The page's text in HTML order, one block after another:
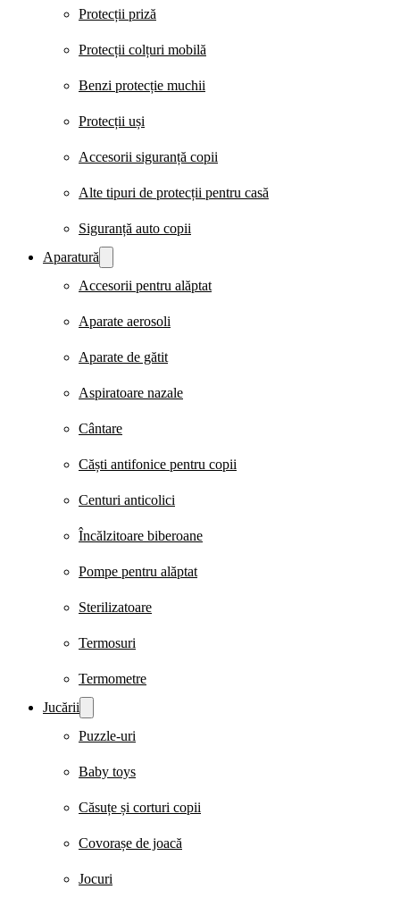
Protecții priză
Protecții colțuri mobilă
Benzi protecție muchii
Protecții uși
Accesorii siguranță copii
Alte tipuri de protecții pentru casă
Siguranță auto copii
Aparatură
Accesorii pentru alăptat
Aparate aerosoli
Aparate de gătit
Aspiratoare nazale
Cântare
Căști antifonice pentru copii
Centuri anticolici
Încălzitoare biberoane
Pompe pentru alăptat
Sterilizatoare
Termosuri
Termometre
Jucării
Puzzle-uri
Baby toys
Căsuțe și corturi copii
Covorașe de joacă
Jocuri